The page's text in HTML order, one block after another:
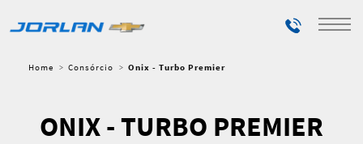
Telefones
Home Consórcio Onix - Turbo Premier
ONIX - TURBO PREMIER